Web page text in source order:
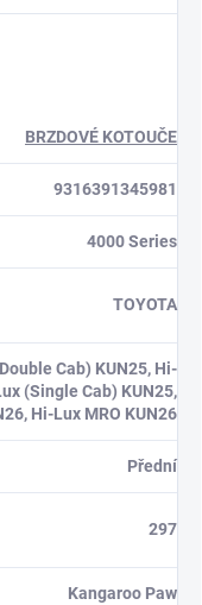
BRZDOVÉ KOTOUČE
9316391345981
4000 Series
TOYOTA
Cab) KUN25, Hi-
(Single Cab) KUN25,
Hi-Lux MRO KUN26
Přední
297
Kangaroo Paw